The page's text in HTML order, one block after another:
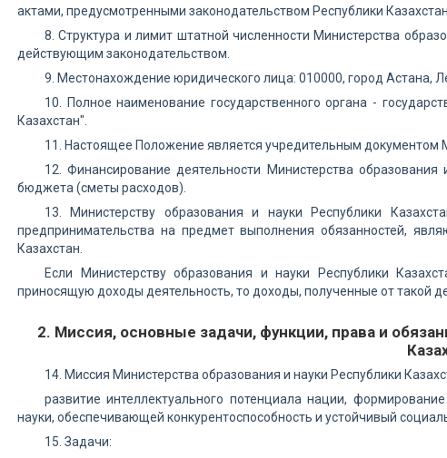
актами, предусмотренными законодательством Республики Казахстан.
8. Структура и лимит штатной численности Министерства
действующим законодательством.
9. Местонахождение юридического лица: 010000, город Астана,
10. Полное наименование государственного органа -
Казахстан".
11. Настоящее Положение является учредительным документом
12. Финансирование деятельности Министерства образования
бюджета (сметы расходов).
13. Министерству образования и науки Республики
предпринимательства на предмет выполнения обязанностей,
Казахстан.
Если Министерству образования и науки Республики
приносящую доходы деятельность, то доходы, полученные от такой
2. Миссия, основные задачи, функции, права и
14. Миссия Министерства образования и науки Республики
развитие интеллектуального потенциала нации,
науки, обеспечивающей конкурентоспособность и устойчивый
15. Задачи: